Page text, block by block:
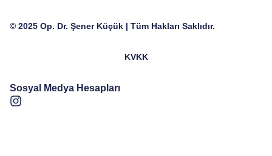
© 2025 Op. Dr. Şener Küçük | Tüm Hakları Saklıdır.
KVKK
Sosyal Medya Hesapları